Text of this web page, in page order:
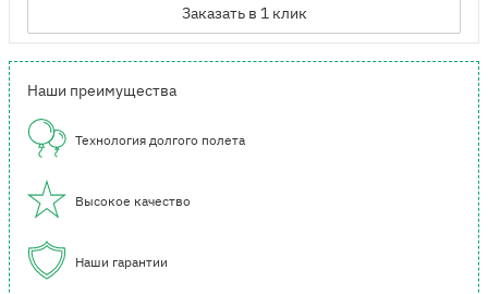
Заказать в 1 клик
Наши преимущества
Технология долгого полета
Высокое качество
Наши гарантии